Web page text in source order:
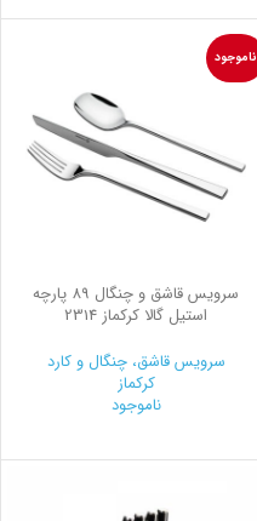
ناموجود
سرویس قاشق و چنگال 89 پارچه
استیل گالا کرکماز 2314
سرویس قاشق، چنگال و کارد
کرکماز
ناموجود